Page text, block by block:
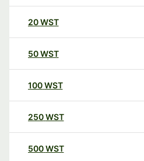
20WST
50WST
100WST
250WST
500WST